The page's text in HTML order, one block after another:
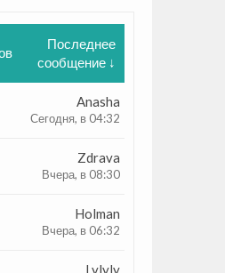
Последнее
сообщение ↓
Anasha
Сегодня, в 04:32
Zdrava
Вчера, в 08:30
Holman
Вчера, в 06:32
Lylyly